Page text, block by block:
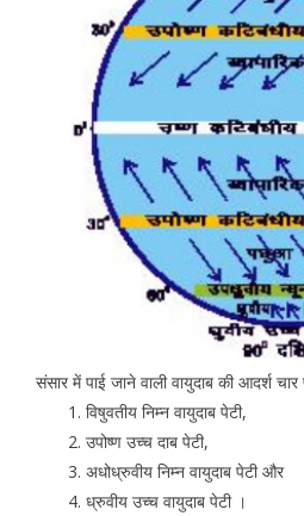
संसार में पाई जाने वाली वायुदाब की आदर्श चार
विषुवतीय निम्न वायुदाब पेटी,
उपोष्ण उच्च दाब पेटी,
अधोध्रुवीय निम्न वायुदाब पेटी और
ध्रुवीय उच्च वायुदाब पेटी ।